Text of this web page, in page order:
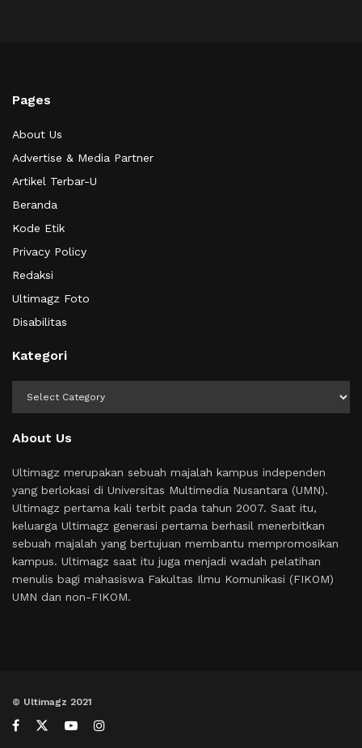
Pages
About Us
Advertise & Media Partner
Artikel Terbar-U
Beranda
Kode Etik
Privacy Policy
Redaksi
Ultimagz Foto
Disabilitas
Kategori
About Us
Ultimagz merupakan sebuah majalah kampus independen
yang berlokasi di Universitas Multimedia Nusantara (UMN).
Ultimagz pertama kali terbit pada tahun 2007. Saat itu,
keluarga Ultimagz generasi pertama berhasil menerbitkan
sebuah majalah yang bertujuan membantu mempromosikan
kampus. Ultimagz saat itu juga menjadi wadah pelatihan
menulis bagi mahasiswa Fakultas Ilmu Komunikasi (FIKOM)
UMN dan non-FIKOM.
© Ultimagz 2021